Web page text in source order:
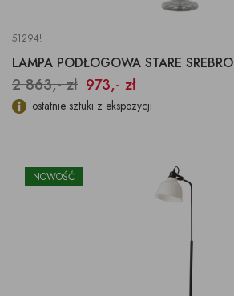
51294!
LAMPA PODŁOGOWA STARE SREBRO
2 863,- zł 973,- zł
ostatnie sztuki z ekspozycji
NOWOŚĆ